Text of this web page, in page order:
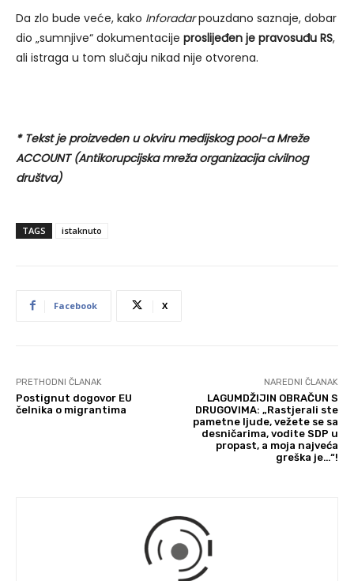
Da zlo bude veće, kako Inforadarpouzdano saznaje, dobar
dio „sumnjive“ dokumentacije proslijeđen je pravosuđu RS,
ali istraga u tom slučaju nikad nije otvorena.
* Tekst je proizveden u okviru medijskog pool-a Mreže
ACCOUNT (Antikorupcijska mreža organizacija civilnog
društva)
TAGS istaknuto
Facebook X
PRETHODNI ČLANAK
Postignut dogovor EU
čelnika o migrantima
NAREDNI ČLANAK
LAGUMDŽIJIN OBRAČUN S
DRUGOVIMA: „Rastjerali ste
pametne ljude, vežete se sa
desničarima, vodite SDP u
propast, a moja najveća
greška je…“!